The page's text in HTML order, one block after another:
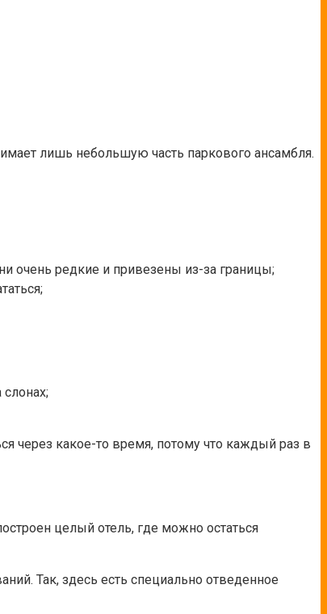
лишь небольшую часть паркового ансамбля.
очень редкие и привезены из-за границы;
через какое-то время, потому что каждый раз в
целый отель, где можно остаться
Так, здесь есть специально отведенное